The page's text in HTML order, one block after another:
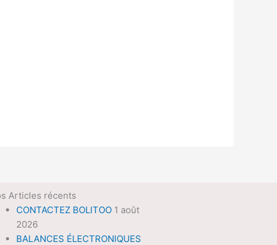
Articles récents
CONTACTEZ BOLITOO 1 août
2026
BALANCES ÉLECTRONIQUES